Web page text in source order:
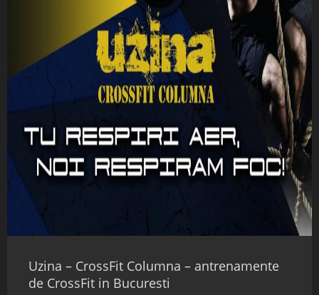
Uzina – CrossFit Columna – antrenamente
de CrossFit in Bucuresti